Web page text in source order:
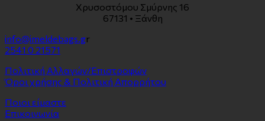
Χρυσοστόμου Σμύρνης 16
67131 • Ξάνθη
info@imeldebags.gr
2541 0 21571
Πολιτική Αλλαγών/Επιστροφών
Όροι χρήσης & Πολιτική Απορρήτου
Ποιοι είμαστε
Επικοινωνία